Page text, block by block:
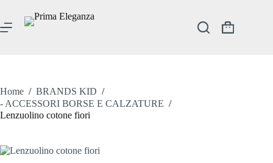
contenuto
Carrello
Home / BRANDS KID /
- ACCESSORI BORSE E CALZATURE /
Lenzuolino cotone fiori